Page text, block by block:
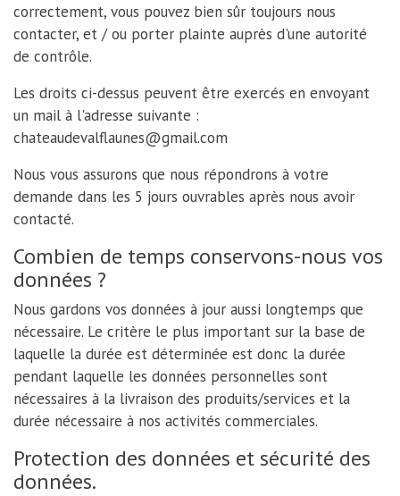
correctement, vous pouvez bien sûr toujours nous
contacter, et / ou porter plainte auprès d'une autorité
de contrôle.
Les droits ci-dessus peuvent être exercés en envoyant
un mail à l'adresse suivante :
chateaudevalflaunes@gmail.com
Nous vous assurons que nous répondrons à votre
demande dans les 5 jours ouvrables après nous avoir
contacté.
Combien de temps conservons-nous vos
données ?
Nous gardons vos données à jour aussi longtemps que
nécessaire. Le critère le plus important sur la base de
laquelle la durée est déterminée est donc la durée
pendant laquelle les données personnelles sont
nécessaires à la livraison des produits/services et la
durée nécessaire à nos activités commerciales.
Protection des données et sécurité des
données.